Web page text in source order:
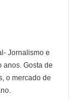
Jornalismo e
anos. Gosta de
o mercado de